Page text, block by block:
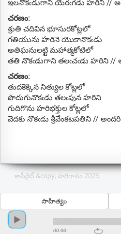
ఇలనొకఁడుగాని యెరఁగడు హరిని //
చరణం:
శ్రుతి చదివిన భూసురకోట్లలో
గతియును హరినె యొకానొకఁడు
అతిఘనులట్టి మహాత్మకోటిలో
తతి నొకఁడుగాని తలఁచఁడు హరిని //
చరణం:
తుదకెక్కిన నిత్యుల కోట్లలో
పొదుగునొకఁడు తలఁపున హరిని
గుదిగొను హరిభక్తుల కోట్లలో
వెదకు నొకఁడు శ్రీవేంకటపతిని //
కాపీరైట్ &copy; హరిగానం 2025
సాహిత్యం
00:00